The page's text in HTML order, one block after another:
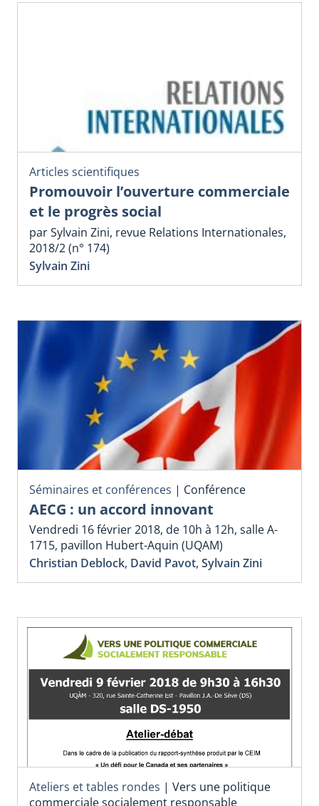
Articles scientifiques
Promouvoir l’ouverture commerciale
et le progrès social
par Sylvain Zini, revue Relations Internationales,
2018/2 (n° 174)
Sylvain Zini
Séminaires et conférences | Conférence
AECG : un accord innovant
Vendredi 16 février 2018, de 10h à 12h, salle A-
1715, pavillon Hubert-Aquin (UQAM)
Christian Deblock, David Pavot, Sylvain Zini
Ateliers et tables rondes | Vers une politique
commerciale socialement responsable